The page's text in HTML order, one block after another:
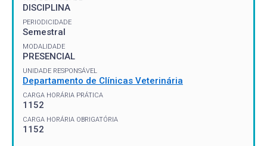
DISCIPLINA
PERIODICIDADE
Semestral
MODALIDADE
PRESENCIAL
UNIDADE RESPONSÁVEL
Departamento de Clínicas Veterinária
CARGA HORÁRIA PRÁTICA
1152
CARGA HORÁRIA OBRIGATÓRIA
1152